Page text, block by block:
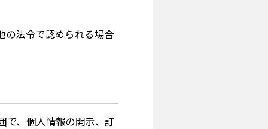
の法令で認められる場合
で、個人情報の開示、訂